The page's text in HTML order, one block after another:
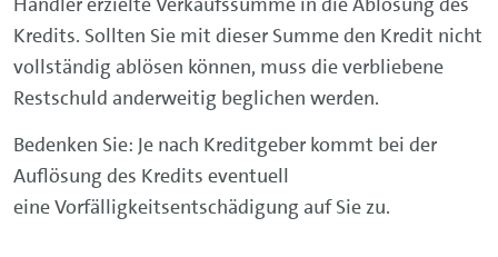
Kredits. Sollten Sie mit dieser Summe den Kredit nicht
vollständig ablösen können, muss die verbliebene
Restschuld anderweitig beglichen werden.
Bedenken Sie: Je nach Kreditgeber kommt bei der
Auflösung des Kredits eventuell
eine Vorfälligkeitsentschädigung auf Sie zu.